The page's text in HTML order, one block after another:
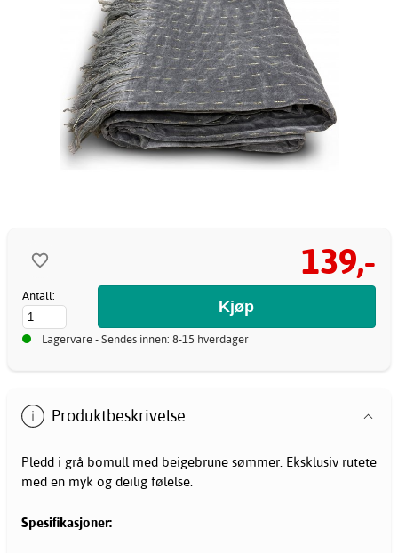
139,-
Antall:
Lagervare - Sendes innen: 8-15 hverdager
Produktbeskrivelse:
Pledd i grå bomull med beigebrune sømmer. Eksklusiv rutete
med en myk og deilig følelse.
Spesifikasjoner: